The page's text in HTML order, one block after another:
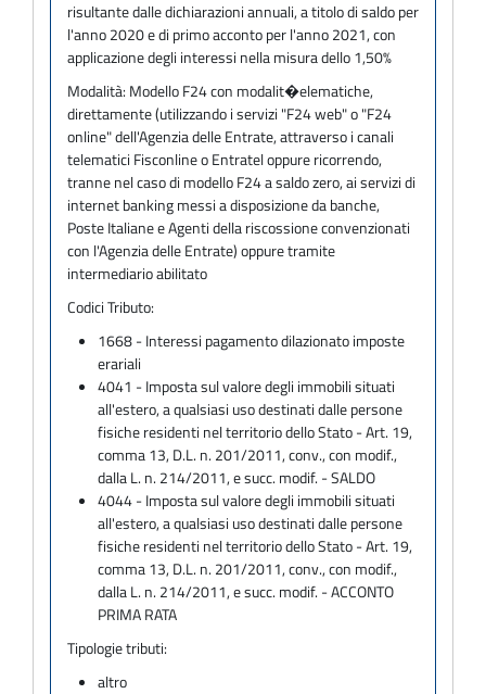
risultante dalle dichiarazioni annuali, a titolo di saldo per
l'anno 2020 e di primo acconto per l'anno 2021, con
applicazione degli interessi nella misura dello 1,50%
Modalità: Modello F24 con modalit�elematiche,
direttamente (utilizzando i servizi "F24 web" o "F24
online" dell'Agenzia delle Entrate, attraverso i canali
telematici Fisconline o Entratel oppure ricorrendo,
tranne nel caso di modello F24 a saldo zero, ai servizi di
internet banking messi a disposizione da banche,
Poste Italiane e Agenti della riscossione convenzionati
con l'Agenzia delle Entrate) oppure tramite
intermediario abilitato
Codici Tributo:
1668 - Interessi pagamento dilazionato imposte
erariali
4041 - Imposta sul valore degli immobili situati
all'estero, a qualsiasi uso destinati dalle persone
fisiche residenti nel territorio dello Stato - Art. 19,
comma 13, D.L. n. 201/2011, conv., con modif.,
dalla L. n. 214/2011, e succ. modif. - SALDO
4044 - Imposta sul valore degli immobili situati
all'estero, a qualsiasi uso destinati dalle persone
fisiche residenti nel territorio dello Stato - Art. 19,
comma 13, D.L. n. 201/2011, conv., con modif.,
dalla L. n. 214/2011, e succ. modif. - ACCONTO
PRIMA RATA
Tipologie tributi:
altro